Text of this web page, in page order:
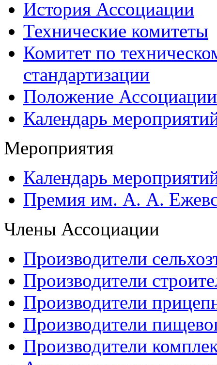
История Ассоциации
Технические комитеты
Комитет по
стандартизации
Положение
Календарь
Мероприятия
Календарь
Премия им. А. А.
Члены Ассоциации
Производители
Производители
Производители
Производители
Производители